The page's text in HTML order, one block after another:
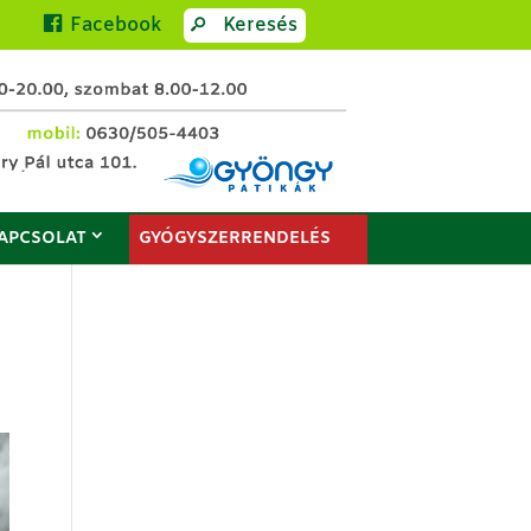
Facebook Keresés
GYÓGYSZERRENDELÉS